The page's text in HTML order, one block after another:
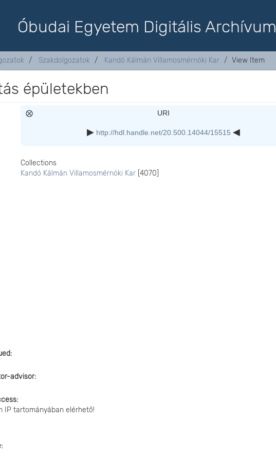
Óbudai Egyetem Digitális Archívum
Szakdolgozatok Kandó Kálmán Villamosmérnöki Kar View Item
épületekben
URI
http://hdl.handle.net/20.500.14044/15515
Collections
Kandó Kálmán Villamosmérnöki Kar [4070]
advisor
IP tartományában elérhető!